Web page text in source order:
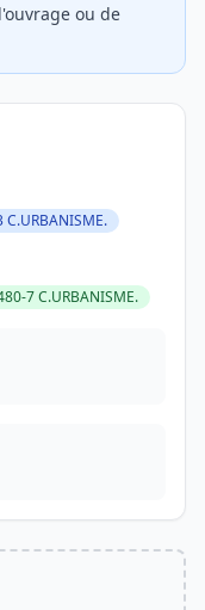
ou de
C.URBANISME.
7 C.URBANISME.